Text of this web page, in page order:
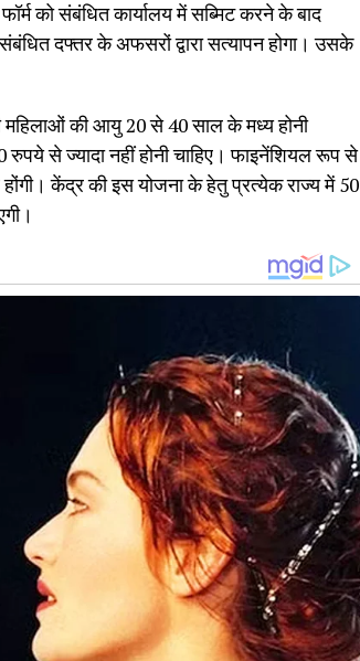
को संबंध‍ित कार्यालय में सब्मिट करने के बाद
दफ्तर के अफसरों द्वारा सत्यापन होगा। उसके
महिलाओं की आयु 20 से 40 साल के मध्य होनी
से ज्यादा नहीं होनी चाहिए। फाइनेंशियल रूप से
केंद्र की इस योजना के हेतु प्रत्येक राज्य में 50